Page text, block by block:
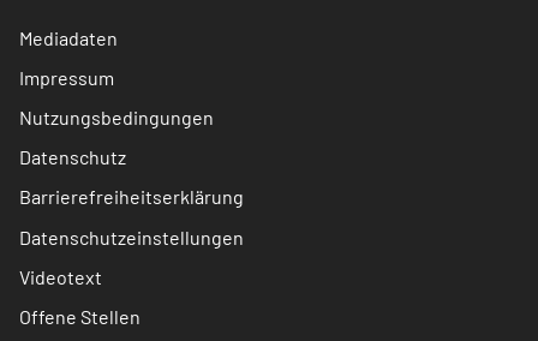
Mediadaten
Impressum
Nutzungsbedingungen
Datenschutz
Barrierefreiheitserklärung
Datenschutzeinstellungen
Videotext
Offene Stellen